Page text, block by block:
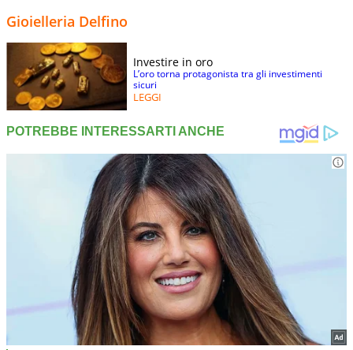
Gioielleria Delfino
Investire in oro
L’oro torna protagonista tra gli investimenti
sicuri
LEGGI